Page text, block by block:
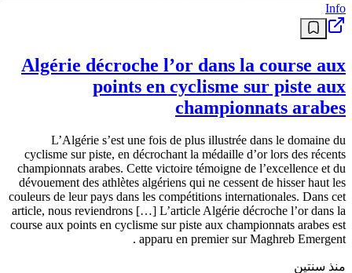
Info
Algérie décroche l’or dans la course aux
points en cyclisme sur piste aux
championnats arabes
L’Algérie s’est une fois de plus illustrée dans le domaine du
cyclisme sur piste, en décrochant la médaille d’or lors des récents
championnats arabes. Cette victoire témoigne de l’excellence et du
dévouement des athlètes algériens qui ne cessent de hisser haut les
couleurs de leur pays dans les compétitions internationales. Dans cet
article, nous reviendrons […] L’article Algérie décroche l’or dans la
course aux points en cyclisme sur piste aux championnats arabes est
apparu en premier sur Maghreb Emergent .
منذ سنتين